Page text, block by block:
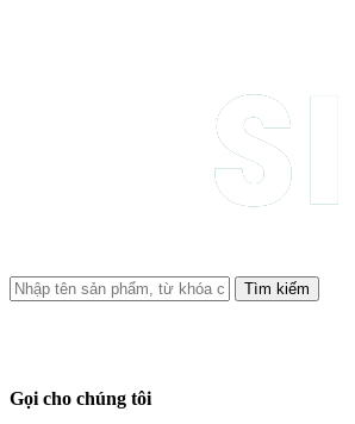
Tìm kiếm
Gọi cho chúng tôi